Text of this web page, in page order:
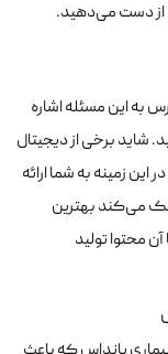
از دست می‌دهید.
به این مسئله اشاره
شاید برخی از دیجیتال
زمینه به شما ارائه
می‌کند بهترین
محتوا تولید